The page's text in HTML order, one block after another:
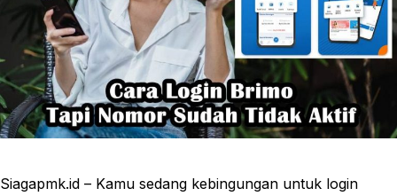
Siagapmk.id – Kamu sedang kebingungan untuk login